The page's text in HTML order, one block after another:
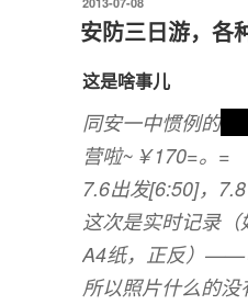
营
札”
布
于
安防三日游，各
这是啥事儿
同安一中惯例的强
营啦~￥170=。=
7.6出发[6:50]，
这次是实时记录
A4纸，正反）——
所以照片什么的